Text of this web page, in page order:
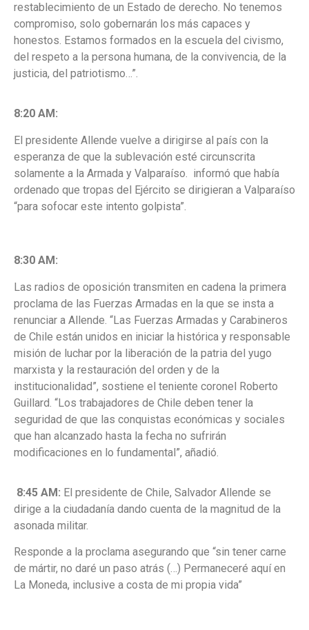
restablecimiento de un Estado de derecho. No tenemos
compromiso, solo gobernarán los más capaces y
honestos. Estamos formados en la escuela del civismo,
del respeto a la persona humana, de la convivencia, de la
justicia, del patriotismo…”.
8:20 AM:
El presidente Allende vuelve a dirigirse al país con la
esperanza de que la sublevación esté circunscrita
solamente a la Armada y Valparaíso. informó que había
ordenado que tropas del Ejército se dirigieran a Valparaíso
“para sofocar este intento golpista”.
8:30 AM:
Las radios de oposición transmiten en cadena la primera
proclama de las Fuerzas Armadas en la que se insta a
renunciar a Allende. “Las Fuerzas Armadas y Carabineros
de Chile están unidos en iniciar la histórica y responsable
misión de luchar por la liberación de la patria del yugo
marxista y la restauración del orden y de la
institucionalidad”, sostiene el teniente coronel Roberto
Guillard. “Los trabajadores de Chile deben tener la
seguridad de que las conquistas económicas y sociales
que han alcanzado hasta la fecha no sufrirán
modificaciones en lo fundamental”, añadió.
8:45 AM: El presidente de Chile, Salvador Allende se
dirige a la ciudadanía dando cuenta de la magnitud de la
asonada militar.
Responde a la proclama asegurando que “sin tener carne
de mártir, no daré un paso atrás (…) Permaneceré aquí en
La Moneda, inclusive a costa de mi propia vida”